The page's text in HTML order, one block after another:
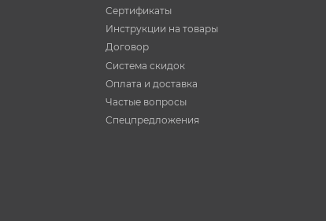
Сертификаты
Инструкции на товары
Договор
Система скидок
Оплата и доставка
Частые вопросы
Спецпредложения